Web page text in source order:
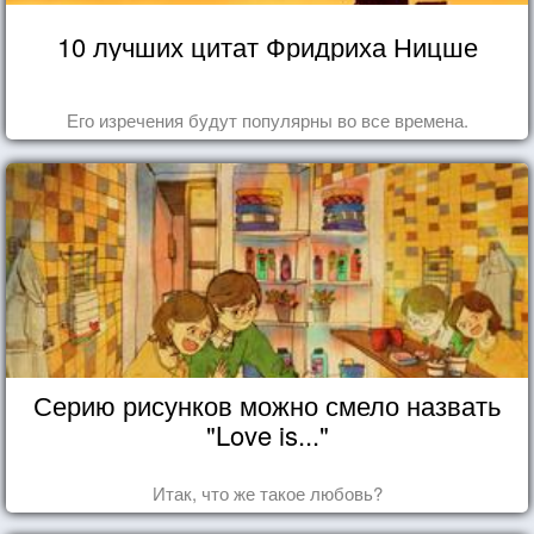
10 лучших цитат Фридриха Ницше
Его изречения будут популярны во все времена.
Серию рисунков можно смело назвать
"Love is..."
Итак, что же такое любовь?